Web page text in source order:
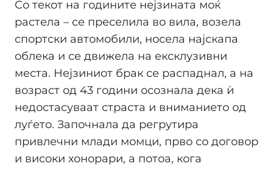
Со текот на годините нејзината моќ
растела – се преселила во вила, возела
спортски автомобили, носела најскапа
облека и се движела на ексклузивни
места. Нејзиниот брак се распаднал, а на
возраст од 43 години осознала дека ѝ
недостасуваат страста и вниманието од
луѓето. Започнала да регрутира
привлечни млади момци, прво со договор
и високи хонорари, а потоа, кога